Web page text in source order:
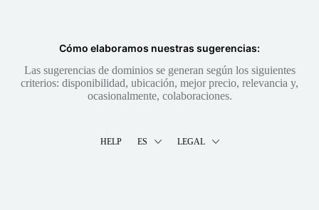
Cómo elaboramos nuestras sugerencias:
Las sugerencias de dominios se generan según los siguientes
criterios: disponibilidad, ubicación, mejor precio, relevancia y,
ocasionalmente, colaboraciones.
HELP ES LEGAL